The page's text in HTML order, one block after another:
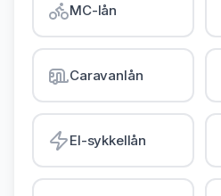
MC-lån
Caravanlån
El-sykkellån